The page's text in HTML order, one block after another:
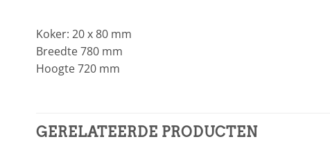
Koker: 20 x 80 mm
Breedte 780 mm
Hoogte 720 mm
GERELATEERDE PRODUCTEN